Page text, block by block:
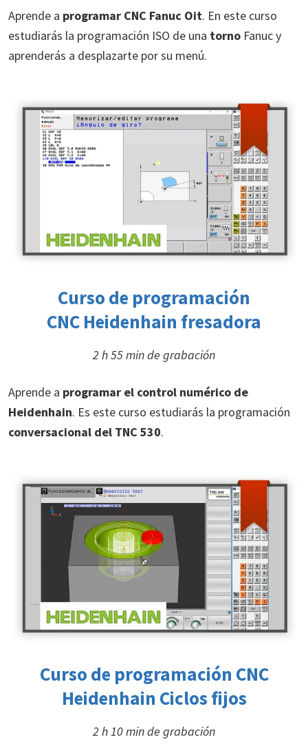
Aprende a programar CNC Fanuc Oit. En este curso
estudiarás la programación ISO de una torno Fanuc y
aprenderás a desplazarte por su menú.
Curso de programación
CNC Heidenhain fresadora
2 h 55 min de grabación
Aprende a programar el control numérico de
Heidenhain. Es este curso estudiarás la programación
conversacional del TNC 530.
Curso de programación CNC
Heidenhain Ciclos fijos
2 h 10 min de grabación